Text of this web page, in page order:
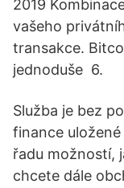
2019
vašeho
transakce.
jednoduše 6.
Služba je bez
finance
řadu možností,
chcete dále